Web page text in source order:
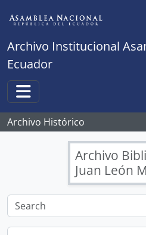
Archivo Institucional
Ecuador
Toggle navigation
Archivo Histórico
Archivo
Juan León